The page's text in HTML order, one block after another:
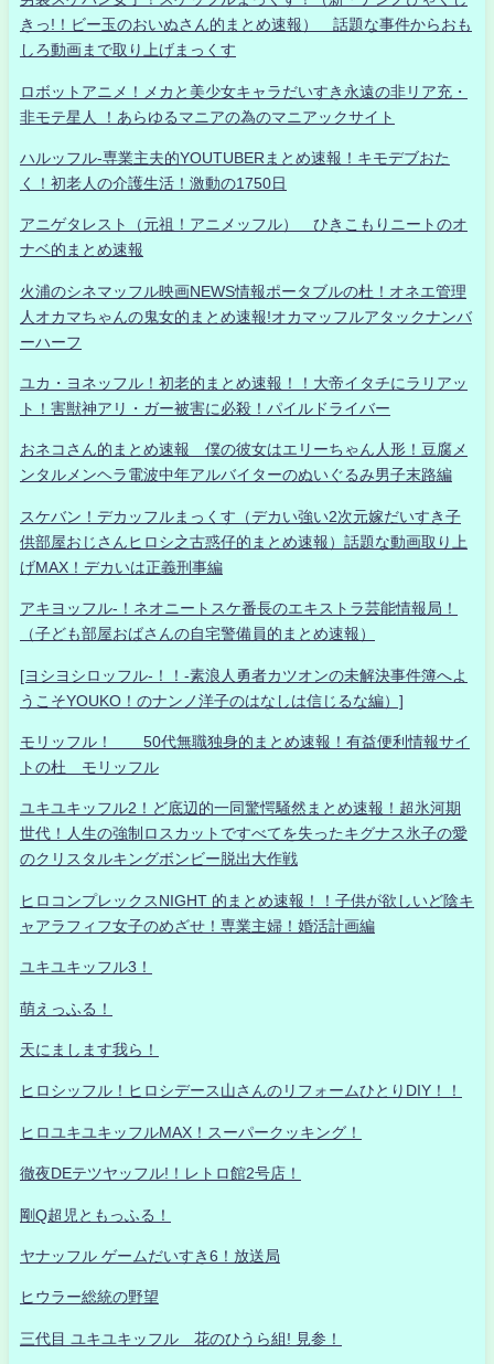
きっ!！ビー玉のおいぬさん的まとめ速報） 話題な事件からおも
しろ動画まで取り上げまっくす
ロボットアニメ！メカと美少女キャラだいすき永遠の非リア充・
非モテ星人 ！あらゆるマニアの為のマニアックサイト
ハルッフル-専業主夫的YOUTUBERまとめ速報！キモデブおた
く！初老人の介護生活！激動の1750日
アニゲタレスト（元祖！アニメッフル） ひきこもりニートのオ
ナベ的まとめ速報
火浦のシネマッフル映画NEWS情報ポータブルの杜！オネエ管理
人オカマちゃんの鬼女的まとめ速報!オカマッフルアタックナンバ
ーハーフ
ユカ・ヨネッフル！初老的まとめ速報！！大帝イタチにラリアッ
ト！害獣神アリ・ガー被害に必殺！パイルドライバー
おネコさん的まとめ速報 僕の彼女はエリーちゃん人形！豆腐メ
ンタルメンヘラ電波中年アルバイターのぬいぐるみ男子末路編
スケバン！デカッフルまっくす（デカい強い2次元嫁だいすき子
供部屋おじさんヒロシ之古惑仔的まとめ速報）話題な動画取り上
げMAX！デカいは正義刑事編
アキヨッフル-！ネオニートスケ番長のエキストラ芸能情報局！
（子ども部屋おばさんの自宅警備員的まとめ速報）
[ヨシヨシロッフル-！！-素浪人勇者カツオンの未解決事件簿へよ
うこそYOUKO！のナンノ洋子のはなしは信じるな編）]
モリッフル！ 50代無職独身的まとめ速報！有益便利情報サイ
トの杜 モリッフル
ユキユキッフル2！ど底辺的一同驚愕騒然まとめ速報！超氷河期
世代！人生の強制ロスカットですべてを失ったキグナス氷子の愛
のクリスタルキングボンビー脱出大作戦
ヒロコンプレックスNIGHT 的まとめ速報！！子供が欲しいど陰キ
ャアラフィフ女子のめざせ！専業主婦！婚活計画編
ユキユキッフル3！
萌えっふる！
天にまします我ら！
ヒロシッフル！ヒロシデース山さんのリフォームひとりDIY！！
ヒロユキユキッフルMAX！スーパークッキング！
徹夜DEテツヤッフル!！レトロ館2号店！
剛Q超児ともっふる！
ヤナッフル ゲームだいすき6！放送局
ヒウラー総統の野望
三代目 ユキユキッフル 花のひうら組! 見参！